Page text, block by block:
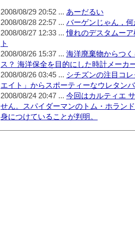
2008/08/29 20:52 ... あーだるい
2008/08/28 22:57 ... バーゲンじゃん，
2008/08/27 12:33 ...憧れのデスタムー
ト
2008/08/26 15:37 ... 海洋廃棄物からつ
ス？ 海洋保全を目的にした時計メーカ
2008/08/26 03:45 ... シチズンの注目コ
エイト」からスポーティーなウレタン
2008/08/24 20:47 ... 今回はカルティエ
せん。スパイダーマンのトム・ホラン
身につけていることが判明。